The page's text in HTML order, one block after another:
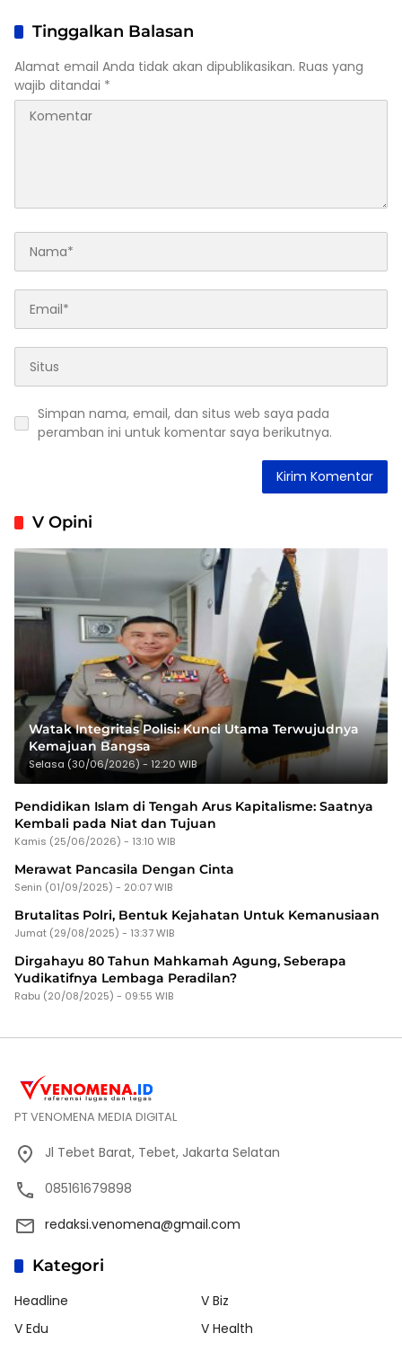
Tinggalkan Balasan
Alamat email Anda tidak akan dipublikasikan. Ruas yang
wajib ditandai *
Simpan nama, email, dan situs web saya pada
peramban ini untuk komentar saya berikutnya.
V Opini
Watak Integritas Polisi: Kunci Utama Terwujudnya
Kemajuan Bangsa
Selasa (30/06/2026) - 12:20 WIB
Pendidikan Islam di Tengah Arus Kapitalisme: Saatnya
Kembali pada Niat dan Tujuan
Kamis (25/06/2026) - 13:10 WIB
Merawat Pancasila Dengan Cinta
Senin (01/09/2025) - 20:07 WIB
Brutalitas Polri, Bentuk Kejahatan Untuk Kemanusiaan
Jumat (29/08/2025) - 13:37 WIB
Dirgahayu 80 Tahun Mahkamah Agung, Seberapa
Yudikatifnya Lembaga Peradilan?
Rabu (20/08/2025) - 09:55 WIB
PT VENOMENA MEDIA DIGITAL
Jl Tebet Barat, Tebet, Jakarta Selatan
085161679898
redaksi.venomena@gmail.com
Kategori
Headline
V Biz
V Edu
V Health